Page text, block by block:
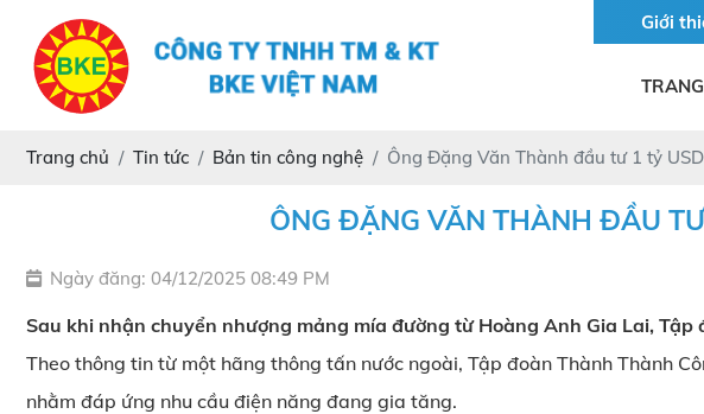
Giới
Trang chủ Tin tức Bản tin công nghệ Ông Đặng Văn Thành đầu tư 1 tỷ
ÔNG ĐẶNG VĂN THÀNH ĐẦU
Ngày đăng: 04/12/2025 08:49 PM
Sau khi nhận chuyển nhượng mảng mía đường từ Hoàng Anh Gia Lai,
Theo thông tin từ một hãng thông tấn nước ngoài, Tập đoàn Thành Thành
nhằm đáp ứng nhu cầu điện năng đang gia tăng.